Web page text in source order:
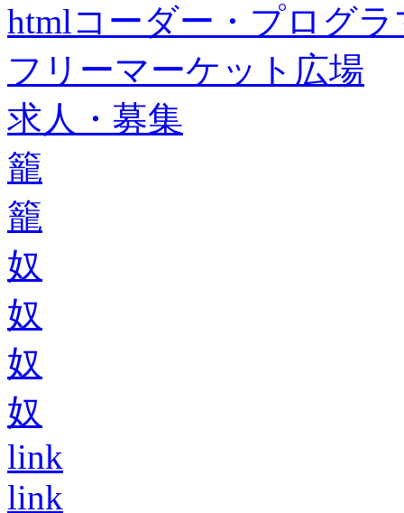
htmlコーダー・プログラ
フリーマーケット広場
求人・募集
籠
籠
奴
奴
奴
奴
link
link